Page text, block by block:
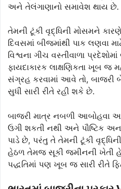
અને તેલંગાણાનો સમાવેશ થાય છે.
તેમની ટૂંકી વૃદ્ધિની મોસમને
દિવસમાં બીજમાંથી પાક લણવા
વિશ્વના ગીચ વસ્તીવાળા
ફાયદાકારક લાક્ષણિકતા ખૂબ જ
સંગ્રહ કરવામાં આવે તો, બાજરી
સુધી સારી રીતે રહી શકે છે.
બાજરી માત્ર નબળી આબોહવા
ઉગી શકતી નથી અને પૌષ્ટિક
પાડે છે, પરંતુ તે તેમની ટૂંકી
હેઠળ તેમજ સૂકી જમીનની ખેતી
પદ્ધતિમાં પણ ખૂબ જ સારી રીતે